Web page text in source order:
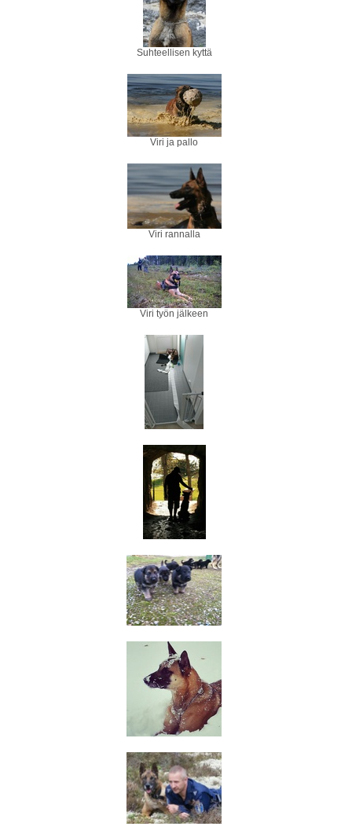
Suhteellisen kyttä
Viri ja pallo
Viri rannalla
Viri työn jälkeen